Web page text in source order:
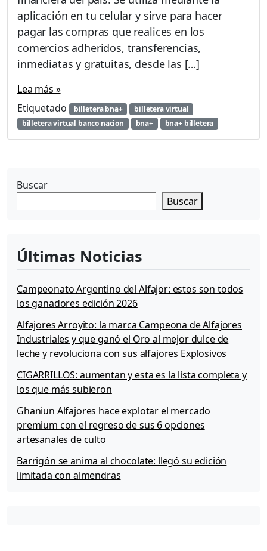
c
o
b
r
a
u
o
c
l
l
e
r
a
B
N
d
e
n
aplicación en tu celular y sirve para hacer
pagar las compras que realices en los
comercios adheridos, transferencias,
inmediatas y gratuitas, desde las […]
Lea más »
Etiquetado
billetera bna+
billetera virtual
billetera virtual banco nacion
bna+ bna+ billetera
Buscar
Buscar
Últimas Noticias
Campeonato Argentino del Alfajor: estos son todos
los ganadores edición 2026
Alfajores Arroyito: la marca Campeona de Alfajores
Industriales y que ganó el Oro al mejor dulce de
leche y revoluciona con sus alfajores Explosivos
CIGARRILLOS: aumentan y esta es la lista completa y
los que más subieron
Ghaniun Alfajores hace explotar el mercado
premium con el regreso de sus 6 opciones
artesanales de culto
Barrigón se anima al chocolate: llegó su edición
limitada con almendras